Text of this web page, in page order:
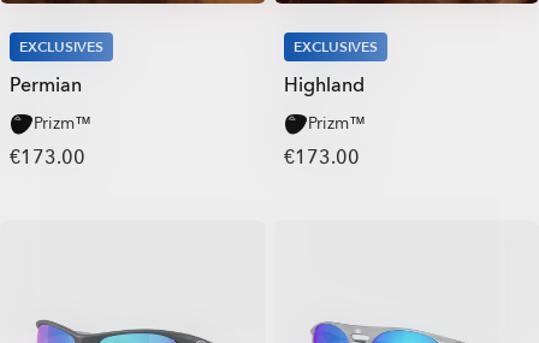
EXCLUSIVES
Permian
Prizm™
€173.00
EXCLUSIVES
Highland
Prizm™
€173.00